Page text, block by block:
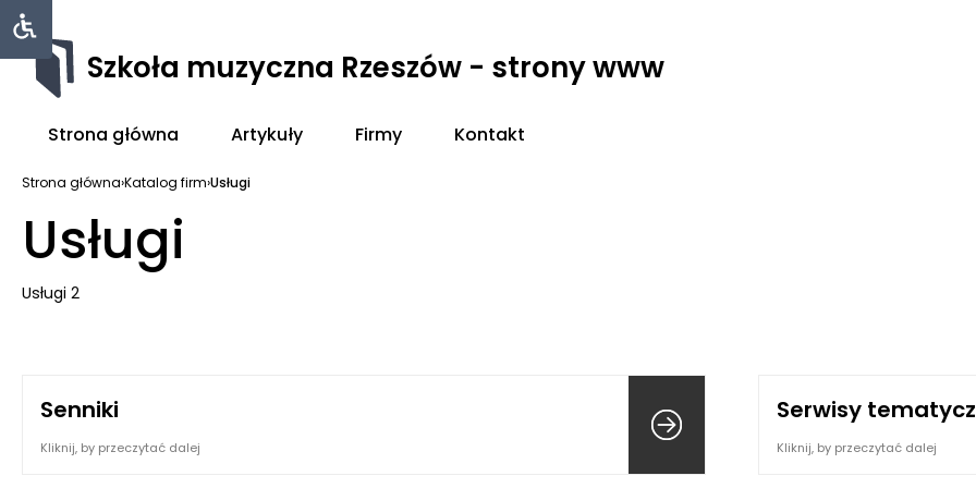
Szkoła muzyczna Rzeszów - strony www
Strona główna Artykuły Firmy Kontakt
Strona główna›Katalog firm›Usługi
Usługi
Usługi 2
Senniki
Kliknij, by przeczytać dalej
Serwisy
Kliknij, by przeczytać dalej